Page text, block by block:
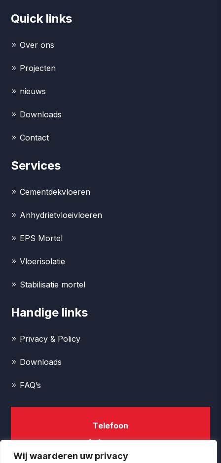
Wij waarderen uw privacy
Quick links
Over ons
Projecten
nieuws
Downloads
Contact
Services
Cementdekvloeren
Anhydrietvloeivloeren
EPS Mortel
Vloerisolatie
Stabilisatie mortel
Handige links
Privacy & Policy
Downloads
FAQ’s
Telefoon
0031 (0)73 5037085